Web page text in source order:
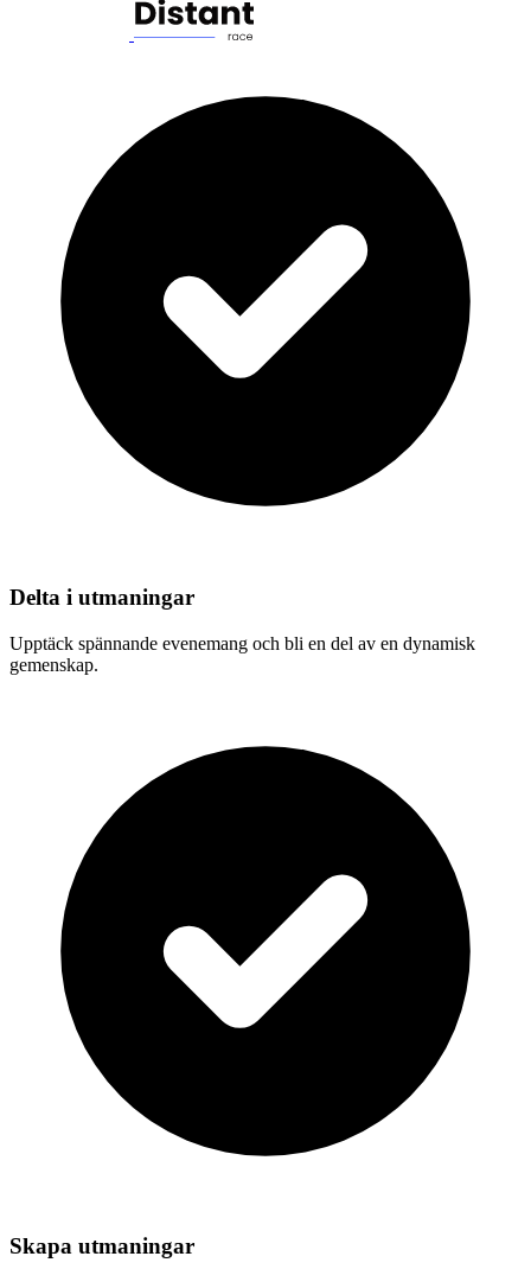
Delta i utmaningar
Upptäck spännande evenemang och bli en del av en dynamisk
gemenskap.
Skapa utmaningar